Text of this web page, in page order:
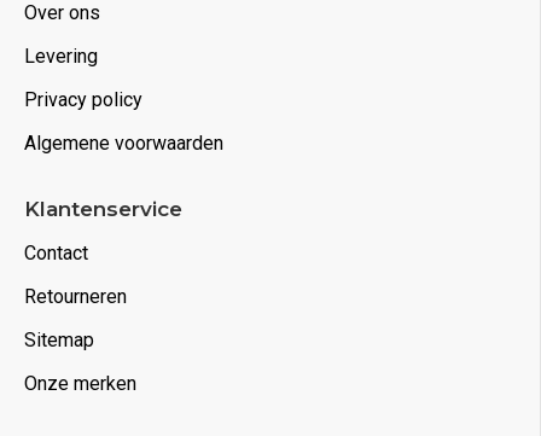
Over ons
Levering
Privacy policy
Algemene voorwaarden
Klantenservice
Contact
Retourneren
Sitemap
Onze merken